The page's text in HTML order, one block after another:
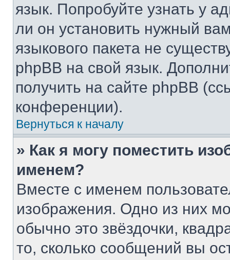
язык. Попробуйте узнать у
ли он установить нужный
языкового пакета не
phpBB на свой язык.
получить на сайте phpBB
конференции).
Вернуться к началу
» Как я могу поместить
именем?
Вместе с именем
изображения. Одно из них
обычно это звёздочки,
то, сколько сообщений вы